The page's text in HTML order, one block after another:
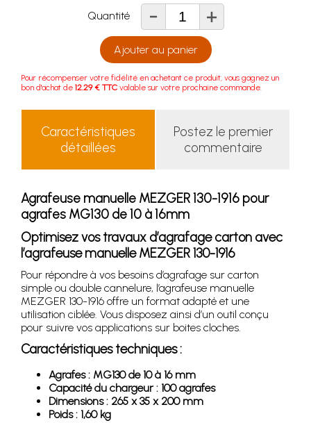
Quantité - +
Ajouter au panier
Pour récompenser votre fidélité en achetant ce produit, vous gagnez un
bon d'achat de 12.29 € TTC valable sur votre prochaine commande.
Caractéristiques
détaillées
Postez le premier
commentaire
Agrafeuse manuelle MEZGER 130-1916 pour
agrafes MG130 de 10 à 16mm
Optimisez vos travaux d’agrafage carton avec
l’agrafeuse manuelle MEZGER 130-1916
Pour répondre à vos besoins d’agrafage sur carton
simple ou double cannelure, l’agrafeuse manuelle
MEZGER 130-1916 offre un format adapté et une
utilisation ciblée. Vous disposez ainsi d’un outil conçu
pour suivre vos applications sur boites cloches.
Caractéristiques techniques :
Agrafes : MG130 de 10 à 16 mm
Capacité du chargeur : 100 agrafes
Dimensions : 265 x 35 x 200 mm
Poids : 1,60 kg